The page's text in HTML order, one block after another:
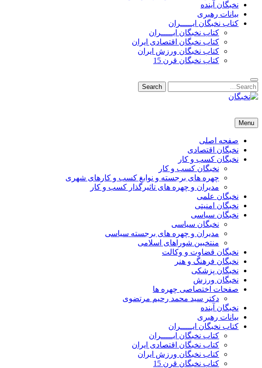
نخبگان آینده
بیانات رهبری
کتاب نخبگان ایـــــران
کتاب نخبگان ایـــــران
کتاب نخبگان اقتصادی ایران
کتاب نخبگان ورزش ایران
کتاب نخبگان قرن 15
Search
for:
Search
نخبگان تایمز/ کتاب نخبگان + پورتال رسمی کتاب نخبگان ایران – کتاب نخبگان اقتصادی ایران – کتاب نخبگان قرن 15 – کتاب نخبگان ورزش
Menu
صفحه اصلی
نخبگان اقتصادی
نخبگان کسب و کار
نخبگان کسب و کار
چهره های برجسته و نوابغ کسب و کارهای شهری
مدیران و چهره های تاثیرگذار کسب و کار
نخبگان علمی
نخبگان امنیتی
نخبگان سیاسی
نخبگان سیاسی
مدیران و چهره های برجسته سیاسی
منتخبین شوراهای اسلامی
نخبگان قضاوت و وکالت
نخبگان فرهنگ و هنر
نخبگان پزشکی
نخبگان ورزش
صفحات اختصاصی چهره ها
دکتر سید محمد رحیم مرتضوی
نخبگان آینده
بیانات رهبری
کتاب نخبگان ایـــــران
کتاب نخبگان ایـــــران
کتاب نخبگان اقتصادی ایران
کتاب نخبگان ورزش ایران
کتاب نخبگان قرن 15